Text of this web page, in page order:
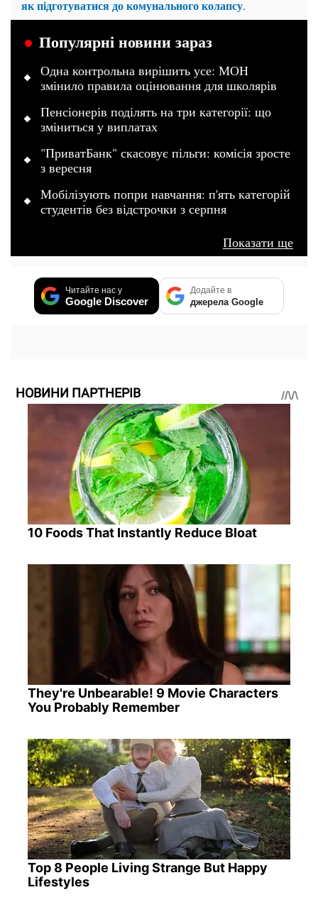
як підготуватися до комунального колапсу.
Популярні новини зараз
Одна контрольна вирішить усе: МОН
змінило правила оцінювання для школярів
Пенсіонерів поділять на три категорії: що
зміниться у виплатах
"ПриватБанк" скасовує пільги: комісія зросте
з вересня
Мобілізують попри навчання: п'ять категорій
студентів без відстрочки з серпня
Показати ще
Читайте нас у
Google Discover
Додайте в
джерела Google
НОВИНИ ПАРТНЕРІВ
10 Foods That Instantly Reduce Bloat
They're Unbearable! 9 Movie Characters
You Probably Remember
Top 8 People Living Strange But Happy
Lifestyles